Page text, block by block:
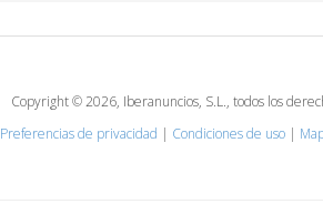
Copyright © 2026, Iberanuncios, S.L., todos los
Preferencias de privacidad | Condiciones de uso |